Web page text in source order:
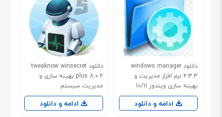
دانلود windows manager
2.3.3 نرم افزار مدیریت و
بهینه سازی ویندوز 10/11
ادامه و دانلود
دانلود tweaknow winsecret
plus 8.0.2 بهینه سازی و
مدیریت سیستم
ادامه و دانلود